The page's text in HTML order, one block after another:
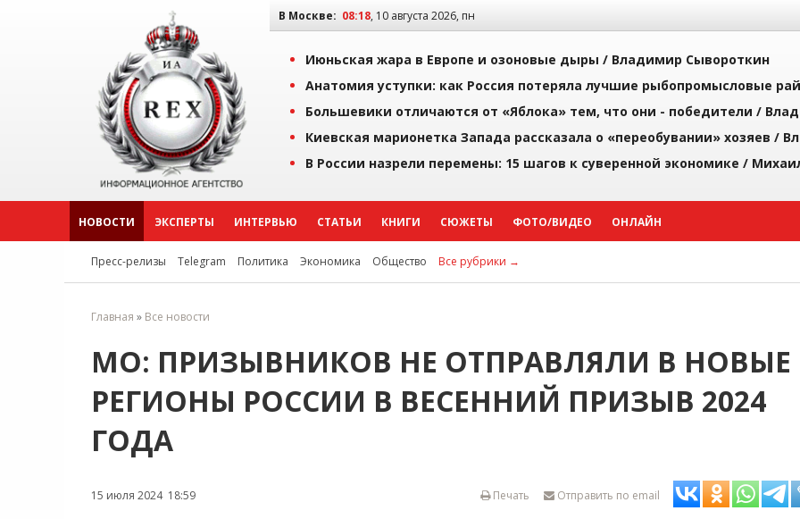
В Москве: 08:18, 10 августа 2026, пн
Июньская жара в Европе и озоновые дыры / Владимир Сывороткин
Анатомия уступки: как Россия потеряла лучшие рыбопромысловые
Большевики отличаются от «Яблока» тем, что они - победители /
Киевская марионетка Запада рассказала о «переобувании» хозяев /
В России назрели перемены: 15 шагов к суверенной экономике /
НОВОСТИ ЭКСПЕРТЫ ИНТЕРВЬЮ СТАТЬИ КНИГИ СЮЖЕТЫ ФОТО/ВИДЕО ОНЛАЙН
Пресс-релизы Telegram Политика Экономика Общество Все рубрики →
Главная » Все новости
МО: ПРИЗЫВНИКОВ НЕ ОТПРАВЛЯЛИ В НОВЫЕ
РЕГИОНЫ РОССИИ В ВЕСЕННИЙ ПРИЗЫВ 2024
ГОДА
15 июля 2024 18:59 Отправить по email
Печать